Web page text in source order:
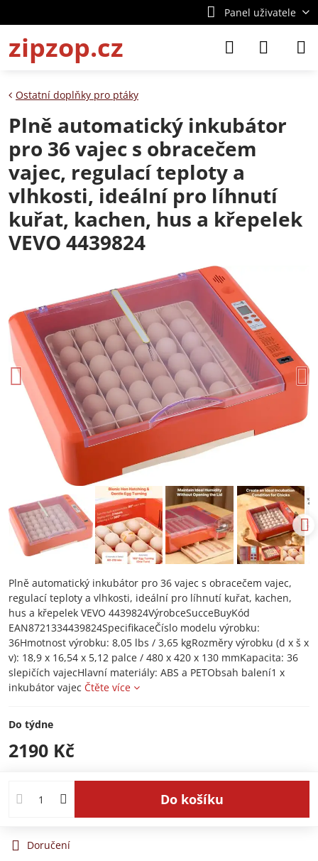
Panel uživatele
zipzop.cz
Ostatní doplňky pro ptáky
Plně automatický inkubátor
pro 36 vajec s obracečem
vajec, regulací teploty a
vlhkosti, ideální pro líhnutí
kuřat, kachen, hus a křepelek
VEVO 4439824
Plně automatický inkubátor pro 36 vajec s obracečem vajec,
regulací teploty a vlhkosti, ideální pro líhnutí kuřat, kachen,
hus a křepelek VEVO 4439824VýrobceSucceBuyKód
EAN8721334439824SpecifikaceČíslo modelu výrobku:
36Hmotnost výrobku: 8,05 lbs / 3,65 kgRozměry výrobku (d x š x
v): 18,9 x 16,54 x 5,12 palce / 480 x 420 x 130 mmKapacita: 36
slepičích vajecHlavní materiály: ABS a PETObsah balení1 x
inkubátor vajec Čtěte více
Do týdne
2190 Kč
Do košíku
Doručení